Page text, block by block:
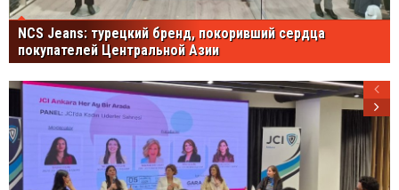
NCS Jeans: турецкий бренд, покоривший сердца
покупателей Центральной Азии